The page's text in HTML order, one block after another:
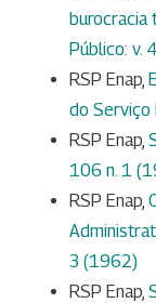
burocracia
Público: v.
RSP Enap,
do Serviço
RSP Enap,
106 n. 1
RSP Enap,
3 (1962)
RSP Enap,